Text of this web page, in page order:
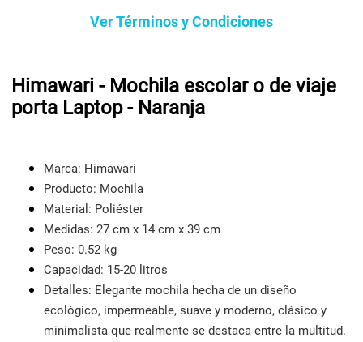
Ver Términos y Condiciones
Himawari - Mochila escolar o de viaje
porta Laptop - Naranja
Marca: Himawari
Producto: Mochila
Material: Poliéster
Medidas: 27 cm x 14 cm x 39 cm
Peso: 0.52 kg
Capacidad: 15-20 litros
Detalles: Elegante mochila hecha de un diseño
ecológico, impermeable, suave y moderno, clásico y
minimalista que realmente se destaca entre la multitud.